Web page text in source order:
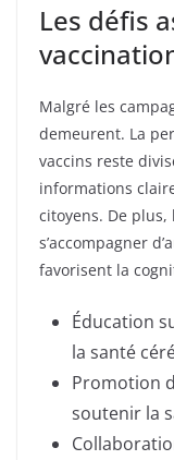
Les défis
Malgré les
demeurent. La
vaccins reste
informations
citoyens. De
s’accompagner
favorisent la
Éducation
la santé
Promotion
soutenir la